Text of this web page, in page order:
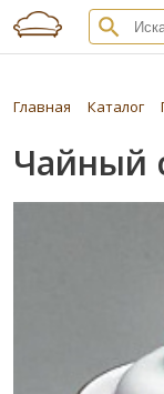
Главная Каталог
Чайный